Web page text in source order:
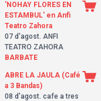
'NOHAY FLORES EN
ESTAMBUL' en Anfi
Teatro Zahora
07 d'agost. ANFI
TEATRO ZAHORA
BARBATE
ABRE LA JAULA (Café
a 3 Bandas)
08 d'agost. cafe a tres